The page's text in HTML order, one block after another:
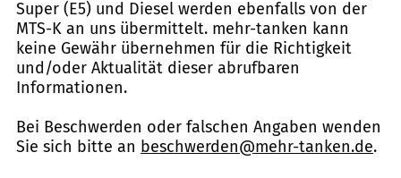
Super (E5) und Diesel werden ebenfalls von der
MTS-K an uns übermittelt. mehr-tanken kann
keine Gewähr übernehmen für die Richtigkeit
und/oder Aktualität dieser abrufbaren
Informationen.
Bei Beschwerden oder falschen Angaben wenden
Sie sich bitte an beschwerden@mehr-tanken.de.